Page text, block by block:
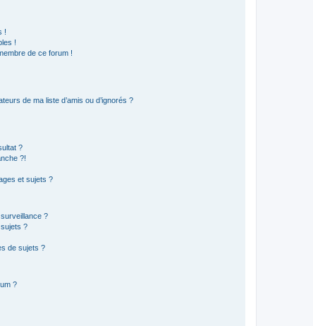
!
!
de ce forum !
de ma liste d’amis ou d’ignorés ?
?
?!
et sujets ?
?
?
de sujets ?
?